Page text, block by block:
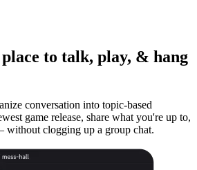
to talk, play, & hang
conversation into topic-based
game release, share what you're up to,
clogging up a group chat.